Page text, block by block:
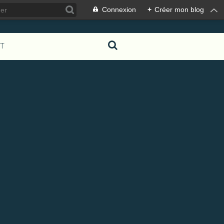
Connexion + Créer mon blog